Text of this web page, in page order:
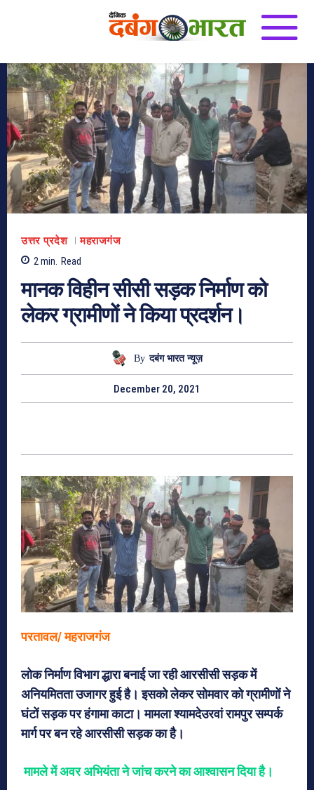
उत्तर प्रदेश
महराजगंज
2 min. Read
मानक विहीन सीसी सड़क निर्माण को
लेकर ग्रामीणों ने किया प्रदर्शन।
By दबंग भारत न्यूज़
December 20, 2021
परतावल/ महराजगंज
लोक निर्माण विभाग द्धारा बनाई जा रही आरसीसी सड़क में
अनियमितता उजागर हुई है। इसको लेकर सोमवार को ग्रामीणों ने
घंटों सड़क पर हंगामा काटा। मामला श्यामदेउरवां रामपुर सम्पर्क
मार्ग पर बन रहे आरसीसी सड़क का है।
मामले में अवर अभियंता ने जांच करने का आश्वासन दिया है।